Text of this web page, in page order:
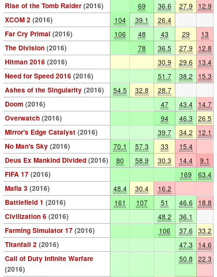
Rise of the Tomb Raider (2016) 69 36.6 27.9 12.9
XCOM 2 (2016) 104 39.1 26.4
Far Cry Primal (2016) 106 48 43 29 13
The Division (2016) 78 36.5 27.9 12.8
Hitman 2016 (2016) 30.9 29.6 13.4
Need for Speed 2016 (2016) 51.7 38.2 15.3
Ashes of the Singularity (2016) 54.5 32.8 28.7
Doom (2016) 47 43.4 14.7
Overwatch (2016) 94 46.3 26.5
Mirror's Edge Catalyst (2016) 39.7 34.2 12.1
No Man's Sky (2016) 70.1 57.3 33 15.4
Deus Ex Mankind Divided (2016) 80 58.9 30.3 14.4 9.1
FIFA 17 (2016) 169 63.4
Mafia 3 (2016) 48.4 30.4 16.2
Battlefield 1 (2016) 161 107 51 46.6 18.8
Civilization 6 (2016) 48.2 36.1
Farming Simulator 17 (2016) 106 37.6 33.2
Titanfall 2 (2016) 47.3 14.6
Call of Duty Infinite Warfare
(2016)
50.8 22.3